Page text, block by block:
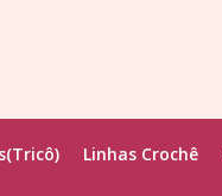
Linhas Crochê